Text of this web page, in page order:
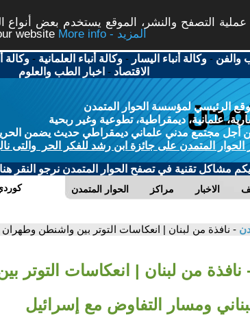
التصفح والنشر، الموقع يستخدم بعض أنواع
website
More info - المزيد
والفن -وكالة أنباء اليسار -وكالة أنباء العلمانية -وكالة
الاقتصاد - اخبار الطب والعلوم
الرئيسي لمؤسسة الحوار المتمدن
علمانية، ديمقراطية، تطوعية وغير ربحية
أجل مجتمع مدني علماني ديمقراطي حديث يضمن الحرية
الحوار المتمدن على جائزة ابن رشد للفكر الحر والتى
مشاكل تقنية في تصفح الحوار المتمدن نرجو النقر
الحوار المتمدن مراكز الاخبار
- نافذة من لبنان | انعكاسات التوتر بين واشنطن
نافذة من لبنان | انعكاسات
ومسار التفاوض مع إسرائيل